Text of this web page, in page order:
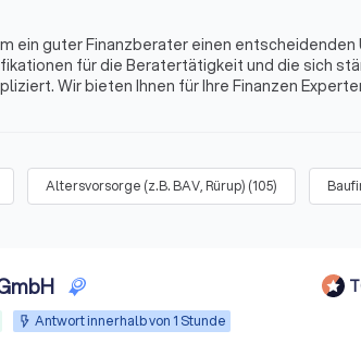
ein guter Finanzberater einen entscheidenden
für die Beratertätigkeit und die sich
Wir bieten Ihnen für Ihre Finanzen
Altersvorsorge (z.B. BAV, Rürup) (105)
Antwort innerhalb von 1 Stunde